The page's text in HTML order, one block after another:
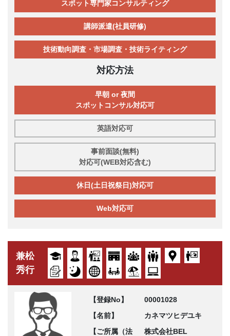
スポット専門家コンサルティング
講師派遣(社員研修)
技術動向調査・市場調査・技術ライティング
対応方法
早朝 or 夜間
スポットコンサル対応可
英語対応可
事前面談(無料)
対応可(WEB対応含む)
休日(土日祝祭日)対応可
Web対応可
兼松
秀行
【登録No】
00001028
【名前】
カネマツヒデユキ
【ご所属（法
株式会社BEL